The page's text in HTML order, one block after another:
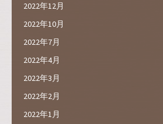
2022年12月
2022年10月
2022年7月
2022年4月
2022年3月
2022年2月
2022年1月